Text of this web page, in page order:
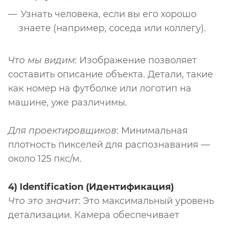
Узнать человека, если вы его хорошо
знаете (например, соседа или коллегу).
Что мы видим: Изображение позволяет
составить описание объекта. Детали, такие
как номер на футболке или логотип на
машине, уже различимы.
Для проектировщиков: Минимальная
плотность пикселей для распознавания —
около 125 пкс/м.
4) Identification (Идентификация)
Что это значит: Это максимальный уровень
детализации. Камера обеспечивает